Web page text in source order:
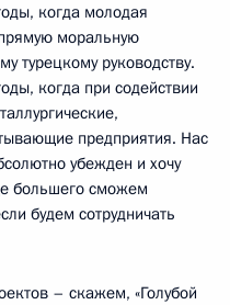
когда молодая
моральную
турецкому руководству.
когда при содействии
предприятия. Нас
убежден и хочу
большего сможем
будем сотрудничать
– скажем, «Голубой